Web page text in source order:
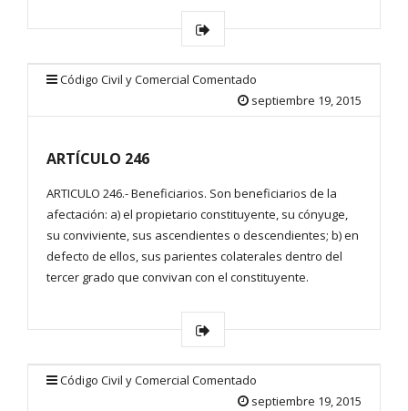
Código Civil y Comercial Comentado
septiembre 19, 2015
ARTÍCULO 246
ARTICULO 246.- Beneficiarios. Son beneficiarios de la
afectación: a) el propietario constituyente, su cónyuge,
su conviviente, sus ascendientes o descendientes; b) en
defecto de ellos, sus parientes colaterales dentro del
tercer grado que convivan con el constituyente.
Código Civil y Comercial Comentado
septiembre 19, 2015